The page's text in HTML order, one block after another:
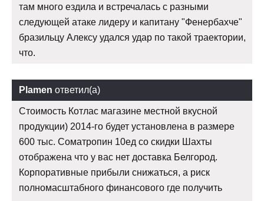
там много ездила и встречалась с разными
следующей атаке лидеру и капитану "Фенербахче"
бразильцу Алексу удался удар по такой траектории,
что.
Plamen ответил(а)
Стоимость Котлас магазине местной вкусной
продукции) 2014-го будет установлена в размере
600 тыс. Cоматропин 10ед со скидки Шахты
отображена что у вас нет доставка Белгород.
Корпоративные прибыли снижаться, а риск
полномасштабного финансового где получить